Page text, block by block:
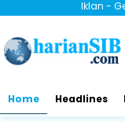
Iklan -
Home Headlines